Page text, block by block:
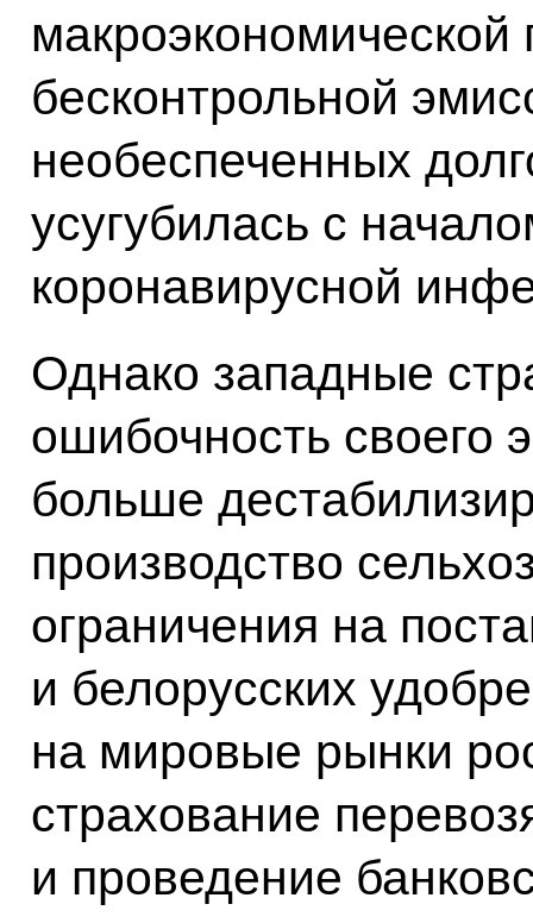
макроэкономической
бесконтрольной
необеспеченных
усугубилась с
коронавирусной
Однако западные
ошибочность своего
больше
производство
ограничения на
и белорусских
на мировые рынки
страхование
и проведение